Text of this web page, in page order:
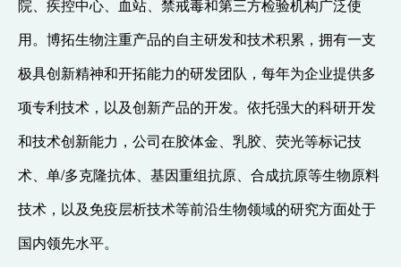
院、疾控中心、血站、禁戒毒和第三方检验机构广泛使
用。博拓生物注重产品的自主研发和技术积累，拥有一支
极具创新精神和开拓能力的研发团队，每年为企业提供多
项专利技术，以及创新产品的开发。依托强大的科研开发
和技术创新能力，公司在胶体金、乳胶、荧光等标记技
术、单/多克隆抗体、基因重组抗原、合成抗原等生物原料
技术，以及免疫层析技术等前沿生物领域的研究方面处于
国内领先水平。